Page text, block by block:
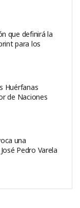
que definirá la
para los
Huérfanas
de Naciones
una
Pedro Varela